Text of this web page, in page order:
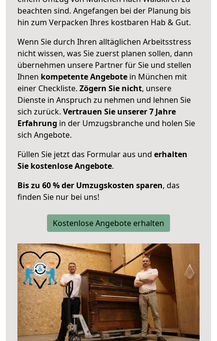
beachten sind. Angefangen bei der Planung bis
hin zum Verpacken Ihres kostbaren Hab & Gut.
Wenn Sie durch Ihren alltäglichen Arbeitsstress
nicht wissen, was Sie zuerst planen sollen, dann
übernehmen unsere Partner für Sie und stellen
Ihnen kompetente Angebote in München mit
einer Checkliste. Zögern Sie nicht, unsere
Dienste in Anspruch zu nehmen und lehnen Sie
sich zurück. Vertrauen Sie unserer 7 Jahre
Erfahrung in der Umzugsbranche und holen Sie
sich Angebote.
Füllen Sie jetzt das Formular aus und erhalten
Sie kostenlose Angebote.
Bis zu 60 % der Umzugskosten sparen, das
finden Sie nur bei uns!
Kostenlose Angebote erhalten